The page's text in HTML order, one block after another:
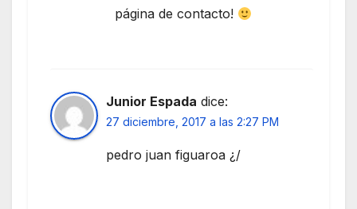
página de contacto!
Junior Espada dice:
27 diciembre, 2017 a las 2:27 PM
pedro juan figuaroa ¿/